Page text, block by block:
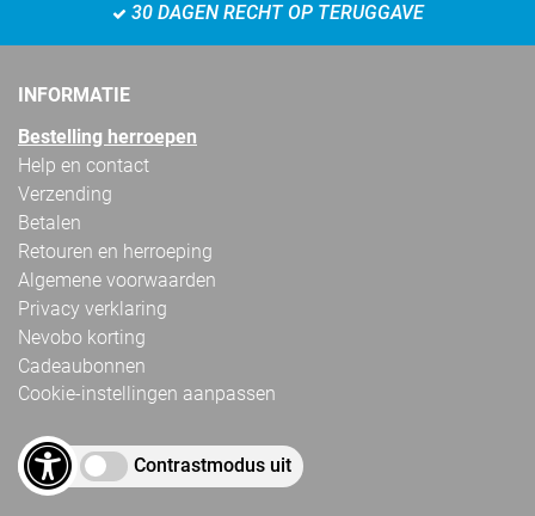
30 DAGEN RECHT OP TERUGGAVE
INFORMATIE
Bestelling herroepen
Help en contact
Verzending
Betalen
Retouren en herroeping
Algemene voorwaarden
Privacy verklaring
Nevobo korting
Cadeaubonnen
Cookie-instellingen aanpassen
Contrastmodus uit